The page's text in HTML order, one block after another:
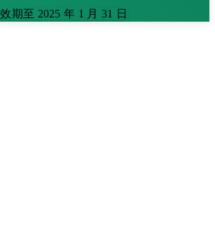
期至 2025 年 1 月 31 日